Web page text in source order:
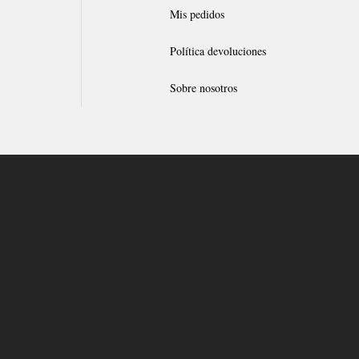
Mis pedidos
Política devoluciones
Sobre nosotros